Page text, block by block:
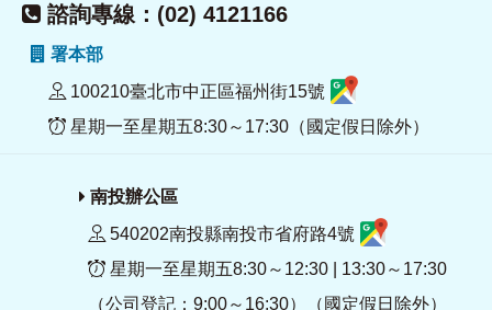
諮詢專線：(02) 4121166
署本部
100210臺北市中正區福州街15號
星期一至星期五8:30～17:30（國定假日除外）
南投辦公區
540202南投縣南投市省府路4號
星期一至星期五8:30～12:30 | 13:30～17:30
（公司登記：9:00～16:30）（國定假日除外）